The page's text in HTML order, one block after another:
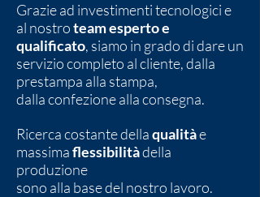
Grazie ad investimenti tecnologici e
al nostroteam esperto e
qualificato, siamo in grado di dare un
servizio completo al cliente, dalla
prestampa alla stampa,
dalla confezione alla consegna.
Ricerca costante dellaqualitàe
massimaflessibilitàdella
produzione
sono alla base del nostro lavoro.